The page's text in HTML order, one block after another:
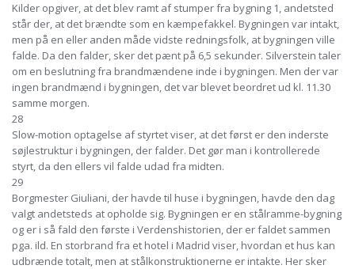
Kilder opgiver, at det blev ramt af stumper fra bygning 1, andetsted
står der, at det brændte som en kæmpefakkel. Bygningen var intakt,
men på en eller anden måde vidste redningsfolk, at bygningen ville
falde. Da den falder, sker det pænt på 6,5 sekunder. Silverstein taler
om en beslutning fra brandmændene inde i bygningen. Men der var
ingen brandmænd i bygningen, det var blevet beordret ud kl. 11.30
samme morgen.
28
Slow-motion optagelse af styrtet viser, at det først er den inderste
søjlestruktur i bygningen, der falder. Det gør man i kontrollerede
styrt, da den ellers vil falde udad fra midten.
29
Borgmester Giuliani, der havde til huse i bygningen, havde den dag
valgt andetsteds at opholde sig. Bygningen er en stålramme-bygning
og er i så fald den første i Verdenshistorien, der er faldet sammen
pga. ild. En storbrand fra et hotel i Madrid viser, hvordan et hus kan
udbrænde totalt, men at stålkonstruktionerne er intakte. Her sker